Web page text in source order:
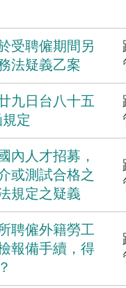
受聘僱期間另
法疑義乙案
九日台八十五
定
內人才招募，
或測試合格之
規定之疑義
聘僱外籍勞工
報備手續，得